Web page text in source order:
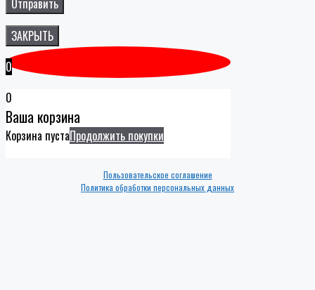
ЗАКРЫТЬ
0
0
Ваша корзина
Корзина пустаПродолжить покупки
Пользовательское соглашение
Политика обработки персональных данных